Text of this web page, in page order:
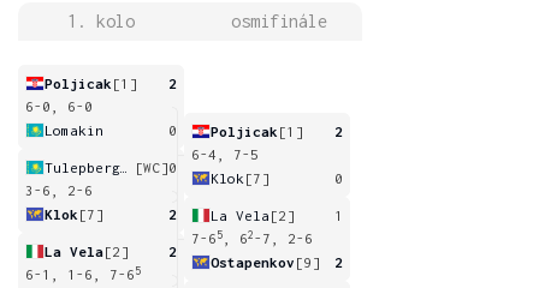
1. kolo osmifinále
Poljicak [1]
2
6-0, 6-0
Lomakin
0
[WC]0
3-6, 2-6
Klok [7] 2
La Vela[2]
2
6-1, 1-6, 7-6 5
Poljicak [1]
2
6-4, 7-5
Klok [7] 0
La Vela [2]
1
7-6 5 , 62 -7, 2-6
Ostapenkov [9] 2